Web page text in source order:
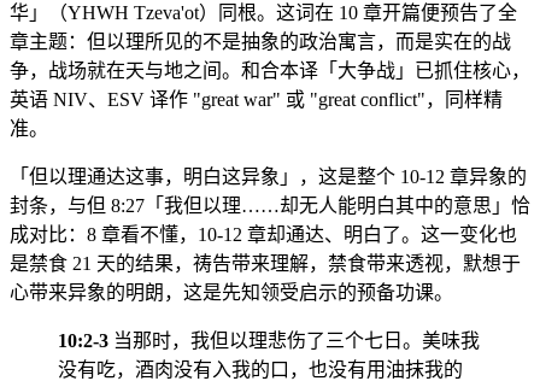
华」（YHWH Tzeva'ot）同根。这词在 10 章开篇便预告了全
章主题：但以理所见的不是抽象的政治寓言，而是实在的战
争，战场就在天与地之间。和合本译「大争战」已抓住核心，
英语 NIV、ESV 译作 "great war" 或 "great conflict"，同样精
准。
「但以理通达这事，明白这异象」，这是整个 10-12 章异象的
封条，与但 8:27「我但以理……却无人能明白其中的意思」恰
成对比：8 章看不懂，10-12 章却通达、明白了。这一变化也
是禁食 21 天的结果，祷告带来理解，禁食带来透视，默想于
心带来异象的明朗，这是先知领受启示的预备功课。
10:2-3 当那时，我但以理悲伤了三个七日。美味我
没有吃，酒肉没有入我的口，也没有用油抹我的